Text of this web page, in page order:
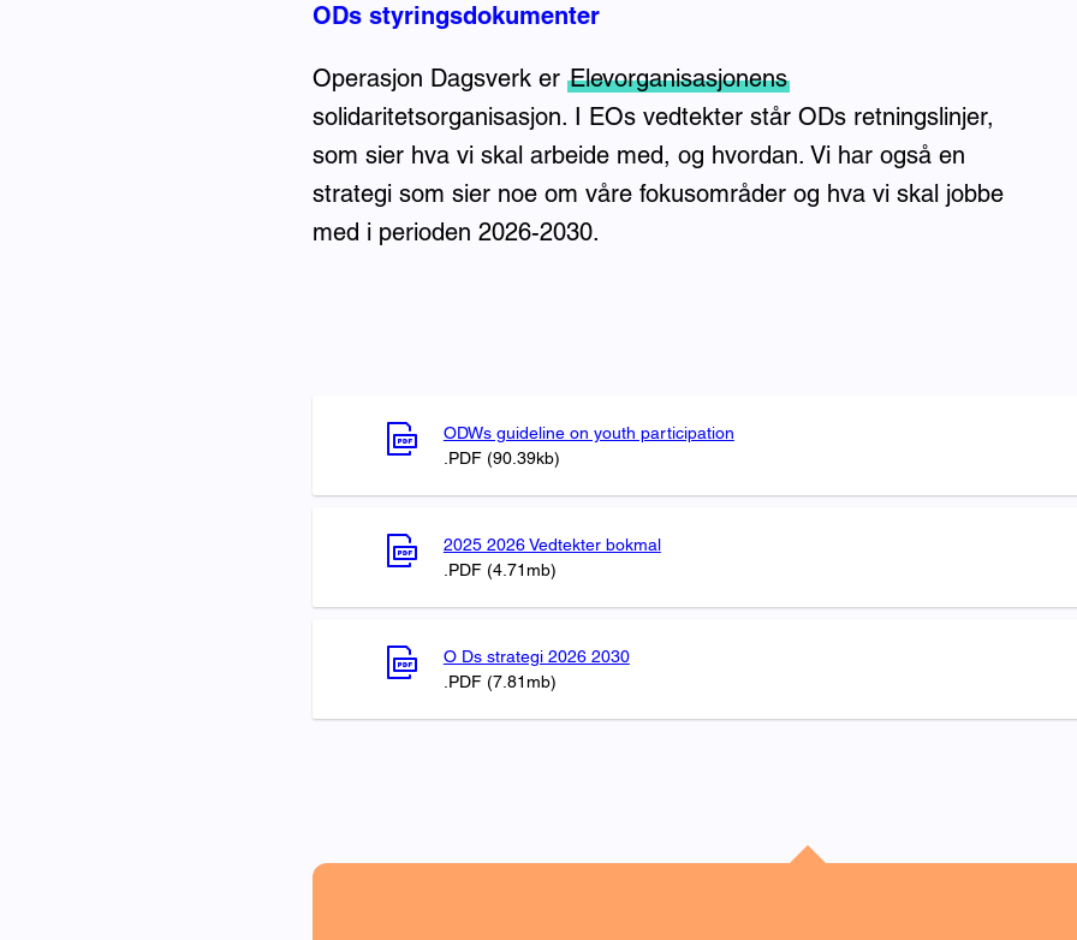
ODs styringsdokumenter
Operasjon Dagsverk er Elevorganisasjonens
solidaritetsorganisasjon. I EOs vedtekter står ODs retningslinjer,
som sier hva vi skal arbeide med, og hvordan. Vi har også en
strategi som sier noe om våre fokusområder og hva vi skal jobbe
med i perioden 2026-2030.
ODWs guideline on youth participation
.PDF (90.39kb)
2025 2026 Vedtekter bokmal
.PDF (4.71mb)
O Ds strategi 2026 2030
.PDF (7.81mb)